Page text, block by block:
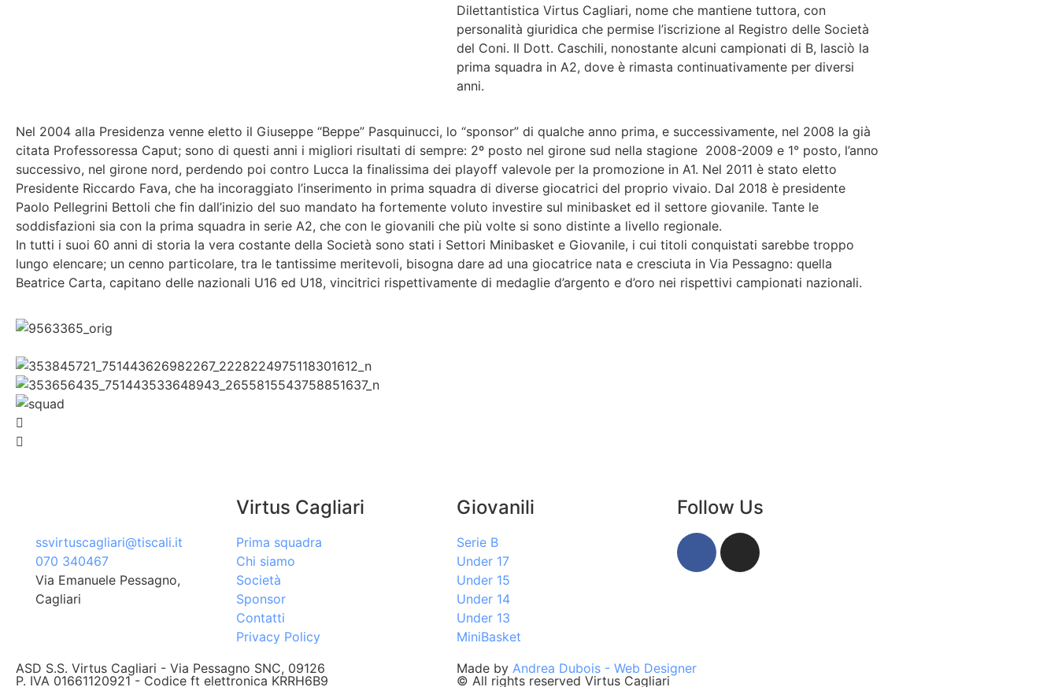
Dilettantistica Virtus Cagliari, nome che mantiene tuttora, con
personalità giuridica che permise l’iscrizione al Registro delle Società
del Coni. Il Dott. Caschili, nonostante alcuni campionati di B, lasciò la
prima squadra in A2, dove è rimasta continuativamente per diversi
anni.
Nel 2004 alla Presidenza venne eletto il Giuseppe “Beppe” Pasquinucci, lo “sponsor” di qualche anno prima, e successivamente, nel 2008 la già
citata Professoressa Caput; sono di questi anni i migliori risultati di sempre: 2º posto nel girone sud nella stagione 2008-2009 e 1° posto, l’anno
successivo, nel girone nord, perdendo poi contro Lucca la finalissima dei playoff valevole per la promozione in A1. Nel 2011 è stato eletto
Presidente Riccardo Fava, che ha incoraggiato l’inserimento in prima squadra di diverse giocatrici del proprio vivaio. Dal 2018 è presidente
Paolo Pellegrini Bettoli che fin dall’inizio del suo mandato ha fortemente voluto investire sul minibasket ed il settore giovanile. Tante le
soddisfazioni sia con la prima squadra in serie A2, che con le giovanili che più volte si sono distinte a livello regionale.
In tutti i suoi 60 anni di storia la vera costante della Società sono stati i Settori Minibasket e Giovanile, i cui titoli conquistati sarebbe troppo
lungo elencare; un cenno particolare, tra le tantissime meritevoli, bisogna dare ad una giocatrice nata e cresciuta in Via Pessagno: quella
Beatrice Carta, capitano delle nazionali U16 ed U18, vincitrici rispettivamente di medaglie d’argento e d’oro nei rispettivi campionati nazionali.
ssvirtuscagliari@tiscali.it
070 340467
Via Emanuele Pessagno,
Cagliari
Virtus Cagliari
Prima squadra
Chi siamo
Società
Sponsor
Contatti
Privacy Policy
Giovanili
Serie B
Under 17
Under 15
Under 14
Under 13
MiniBasket
Follow Us
ASD S.S. Virtus Cagliari - Via Pessagno SNC, 09126
P. IVA 01661120921 - Codice ft elettronica KRRH6B9
Made by Andrea Dubois - Web Designer
© All rights reserved Virtus Cagliari